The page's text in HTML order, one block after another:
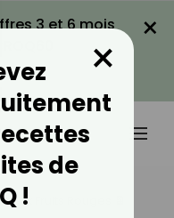
3 et 6 mois
×
Fruits Rouges 🍫
de
!
×